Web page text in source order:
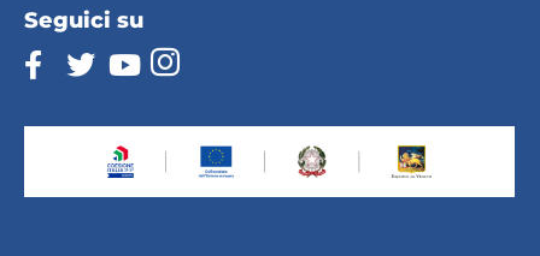
Seguici su